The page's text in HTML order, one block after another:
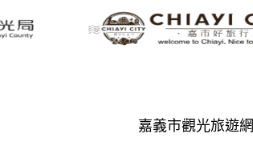
嘉義市觀光旅遊網